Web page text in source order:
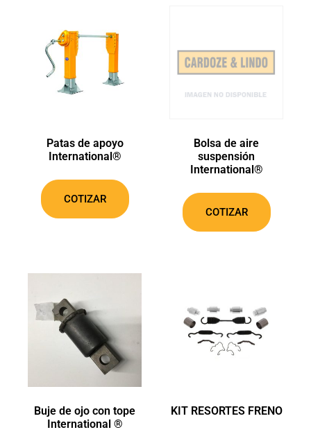
Patas de apoyo
International®
COTIZAR
Bolsa de aire
suspensión
International®
COTIZAR
Buje de ojo con tope
International ®
KIT RESORTES FRENO